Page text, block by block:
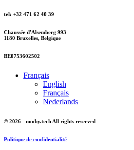
tel: +32 471 62 40 39
Chaussée d'Alsemberg 993
1180 Bruxelles, Belgique
BE0753602502
Français
English
Français
Nederlands
© 2026 - nooby.tech All rights reserved
Politique de confidentialité